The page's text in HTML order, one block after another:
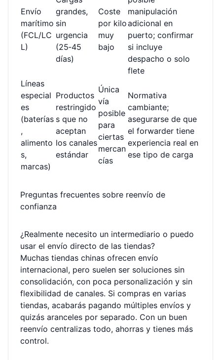
Envío
marítimo
(FCL/LC
L)
grandes,
sin
urgencia
(25‑45
días)
Coste
por kilo
muy
bajo
manipulación
adicional en
puerto; confirmar
si incluye
despacho o solo
flete
Líneas
especial
es
(baterías
,
alimento
s,
marcas)
Productos
restringido
s que no
aceptan
los canales
estándar
Única
vía
posible
para
ciertas
mercan
cías
Normativa
cambiante;
asegurarse de que
el forwarder tiene
experiencia real en
ese tipo de carga
Preguntas frecuentes sobre reenvío de
confianza
¿Realmente necesito un intermediario o puedo
usar el envío directo de las tiendas?
Muchas tiendas chinas ofrecen envío
internacional, pero suelen ser soluciones sin
consolidación, con poca personalización y sin
flexibilidad de canales. Si compras en varias
tiendas, acabarás pagando múltiples envíos y
quizás aranceles por separado. Con un buen
reenvío centralizas todo, ahorras y tienes más
control.